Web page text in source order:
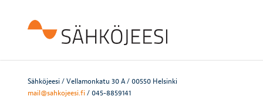
Sähköjeesi / Vellamonkatu 30 A / 00550 Helsinki
mail@sahkojeesi.fi/ 045-8859141